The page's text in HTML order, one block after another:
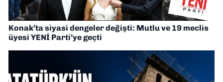
Konak’ta siyasi dengeler değişti: Mutlu ve 19 meclis
üyesi YENİ Parti’ye geçti